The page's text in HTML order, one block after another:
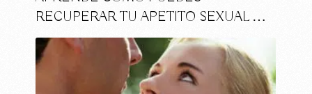
RECUPERAR TU APETITO SEXUAL …